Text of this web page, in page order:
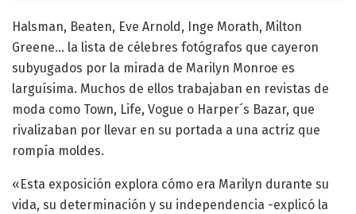
Halsman, Beaten, Eve Arnold, Inge Morath, Milton
Greene… la lista de célebres fotógrafos que cayeron
subyugados por la mirada de Marilyn Monroe es
larguísima. Muchos de ellos trabajaban en revistas de
moda como Town, Life, Vogue o Harper´s Bazar, que
rivalizaban por llevar en su portada a una actriz que
rompía moldes.
«Esta exposición explora cómo era Marilyn durante su
vida, su determinación y su independencia -explicó la